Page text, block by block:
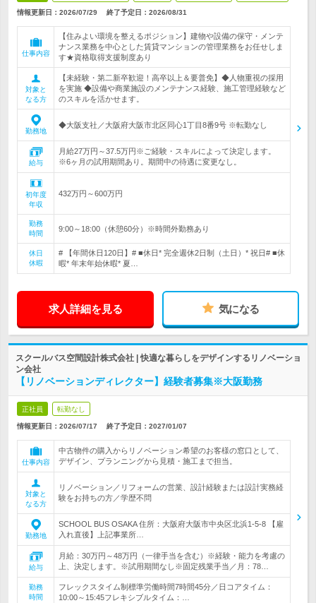
情報更新日：2026/07/29 終了予定日： 2026/08/31
仕事内容
【住みよい環境を整えるポジション】建物や設備の保守・メンテ
ナンス業務を中心とした賃貸マンションの管理業務をお任せしま
す★資格取得支援制度あり
対象と
なる方
【未経験・第二新卒歓迎！高卒以上＆要普免】◆人物重視の採用
を実施 ◆設備や商業施設のメンテナンス経験、施工管理経験など
のスキルを活かせます。
勤務地
◆大阪支社／大阪府大阪市北区同心1丁目8番9号 ※転勤なし
給与
月給27万円～37.5万円※ご経験・スキルによって決定します。
※6ヶ月の試用期間あり。期間中の待遇に変更なし。
初年度
年収
432万円～600万円
勤務
時間
9:00～18:00（休憩60分）※時間外勤務あり
休日
休暇
# 【年間休日120日】# ■休日* 完全週休2日制（土日）* 祝日# ■休
暇* 年末年始休暇* 夏…
求人詳細を見る 気になる
スクールバス空間設計株式会社 | 快適な暮らしをデザインするリノベーショ
ン会社
【リノベーションディレクター】経験者募集※大阪勤務
正社員 転勤なし
情報更新日：2026/07/17 終了予定日： 2027/01/07
仕事内容
中古物件の購入からリノベーション希望のお客様の窓口として、
デザイン、プランニングから見積・施工まで担当。
対象と
なる方
リノベーション／リフォームの営業、設計経験または設計実務経
験をお持ちの方／学歴不問
勤務地
SCHOOL BUS OSAKA 住所：大阪府大阪市中央区北浜1-5-8 【雇
入れ直後】上記事業所…
給与
月給：30万円～48万円（一律手当を含む）※経験・能力を考慮の
上、決定します。※試用期間なし※固定残業手当／月：78…
勤務
時間
フレックスタイム制標準労働時間7時間45分／日コアタイム：
10:00～15:45フレキシブルタイム：…